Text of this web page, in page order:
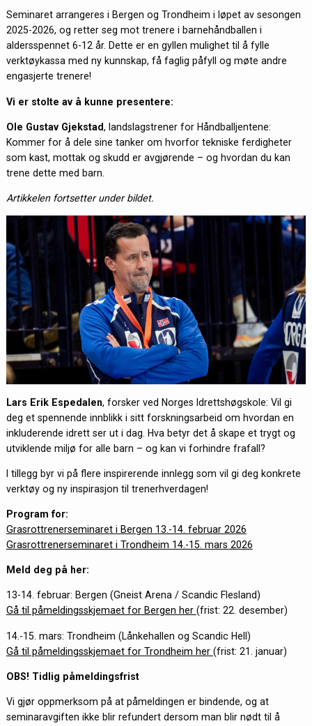
Seminaret arrangeres i Bergen og Trondheim i løpet av sesongen
2025-2026, og retter seg mot trenere i barnehåndballen i
aldersspennet 6-12 år. Dette er en gyllen mulighet til å fylle
verktøykassa med ny kunnskap, få faglig påfyll og møte andre
engasjerte trenere!
Vi er stolte av å kunne presentere:
Ole Gustav Gjekstad, landslagstrener for Håndballjentene:
Kommer for å dele sine tanker om hvorfor tekniske ferdigheter
som kast, mottak og skudd er avgjørende – og hvordan du kan
trene dette med barn.
Artikkelen fortsetter under bildet.
Lars Erik Espedalen, forsker ved Norges Idrettshøgskole: Vil gi
deg et spennende innblikk i sitt forskningsarbeid om hvordan en
inkluderende idrett ser ut i dag. Hva betyr det å skape et trygt og
utviklende miljø for alle barn – og kan vi forhindre frafall?
I tillegg byr vi på flere inspirerende innlegg som vil gi deg konkrete
verktøy og ny inspirasjon til trenerhverdagen!
Program for:
Grasrottrenerseminaret i Bergen 13.-14. februar 2026
Grasrottrenerseminaret i Trondheim 14.-15. mars 2026
Meld deg på her:
13-14. februar: Bergen (Gneist Arena/ Scandic Flesland)
Gå til påmeldingsskjemaet for Bergen her (frist: 22. desember)
14.-15. mars: Trondheim (Lånkehallen og Scandic Hell)
Gå til påmeldingsskjemaet for Trondheim her (frist: 21. januar)
OBS! Tidlig påmeldingsfrist
Vi gjør oppmerksom på at påmeldingen er bindende, og at
seminaravgiften ikke blir refundert dersom man blir nødt til å